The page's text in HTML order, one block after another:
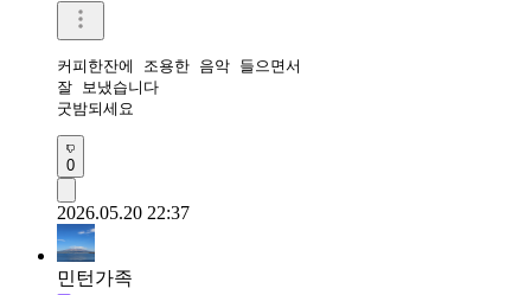
커피한잔에 조용한 음악 들으면서
잘 보냈습니다
굿밤되세요
0
2026.05.20 22:37
민턴가족